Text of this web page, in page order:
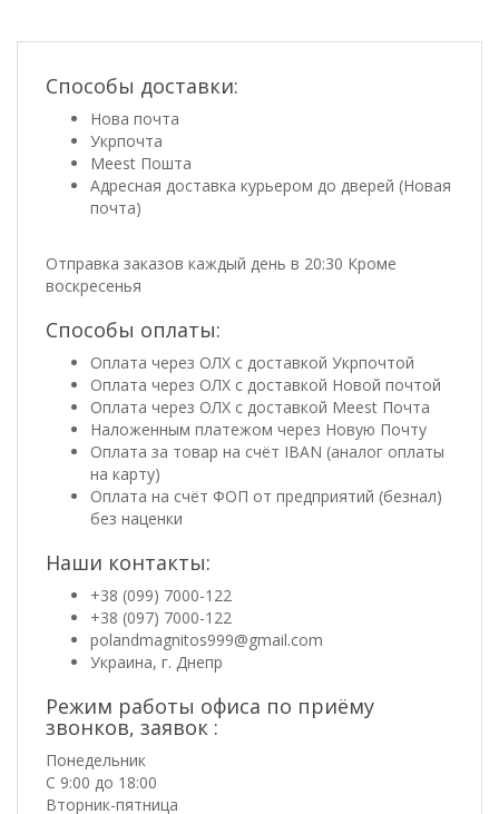
Способы доставки:
Нова почта
Укрпочта
Meest Пошта
Адресная доставка курьером до дверей (Новая
почта)
Отправка заказов каждый день в 20:30 Кроме
воскресенья
Способы оплаты:
Оплата через ОЛХ с доставкой Укрпочтой
Оплата через ОЛХ с доставкой Новой почтой
Оплата через ОЛХ с доставкой Meest Почта
Наложенным платежом через Новую Почту
Оплата за товар на счёт IBAN (аналог оплаты
на карту)
Оплата на счёт ФОП от предприятий (безнал)
без наценки
Наши контакты:
+38 (099) 7000-122
+38 (097) 7000-122
polandmagnitos999@gmail.com
Украина, г. Днепр
Режим работы офиса по приёму
звонков, заявок :
Понедельник
С 9:00 до 18:00
Вторник-пятница